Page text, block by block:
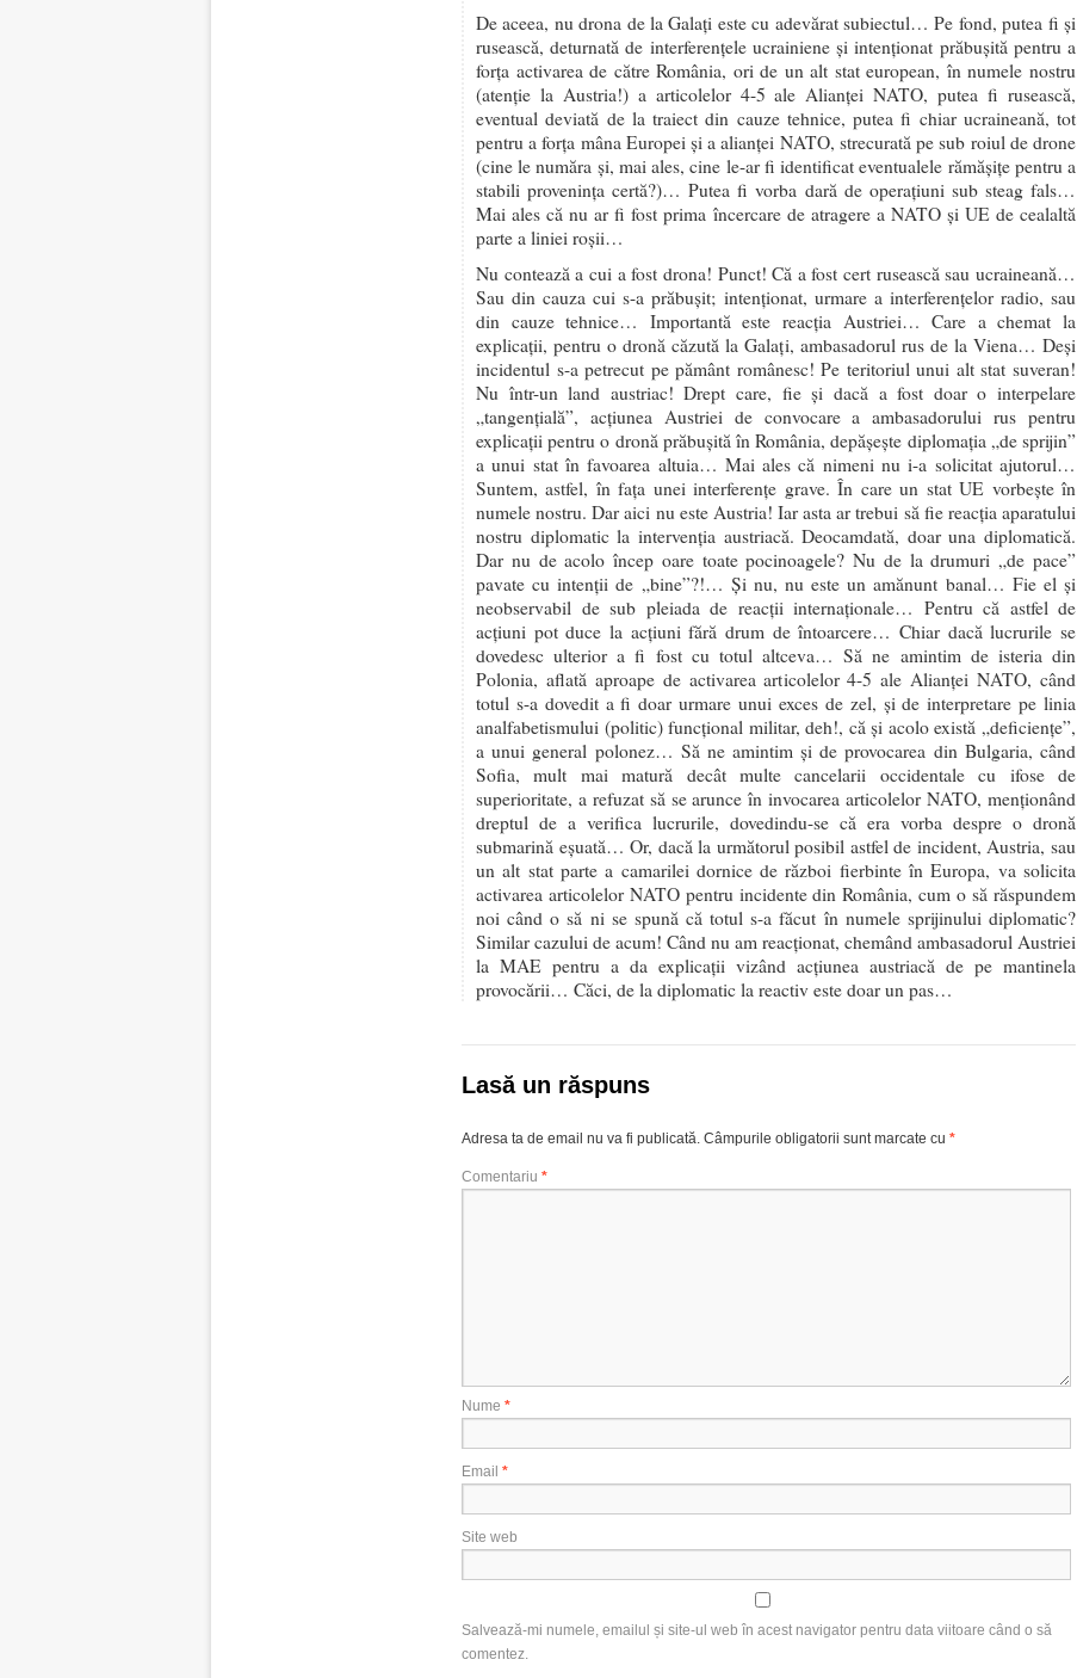
De aceea, nu drona de la Galați este cu adevărat subiectul… Pe fond, putea fi și
rusească, deturnată de interferențele ucrainiene și intenționat prăbușită pentru a
forța activarea de către România, ori de un alt stat european, în numele nostru
(atenție la Austria!) a articolelor 4-5 ale Alianței NATO, putea fi rusească,
eventual deviată de la traiect din cauze tehnice, putea fi chiar ucraineană, tot
pentru a forța mâna Europei și a alianței NATO, strecurată pe sub roiul de drone
(cine le număra și, mai ales, cine le-ar fi identificat eventualele rămășițe pentru a
stabili provenința certă?)… Putea fi vorba dară de operațiuni sub steag fals…
Mai ales că nu ar fi fost prima încercare de atragere a NATO și UE de cealaltă
parte a liniei roșii…
Nu contează a cui a fost drona! Punct! Că a fost cert rusească sau ucraineană…
Sau din cauza cui s-a prăbușit; intenționat, urmare a interferențelor radio, sau
din cauze tehnice… Importantă este reacția Austriei… Care a chemat la
explicații, pentru o dronă căzută la Galați, ambasadorul rus de la Viena… Deși
incidentul s-a petrecut pe pământ românesc! Pe teritoriul unui alt stat suveran!
Nu într-un land austriac! Drept care, fie și dacă a fost doar o interpelare
„tangențială”, acțiunea Austriei de convocare a ambasadorului rus pentru
explicații pentru o dronă prăbușită în România, depășește diplomația „de sprijin”
a unui stat în favoarea altuia… Mai ales că nimeni nu i-a solicitat ajutorul…
Suntem, astfel, în fața unei interferențe grave. În care un stat UE vorbește în
numele nostru. Dar aici nu este Austria! Iar asta ar trebui să fie reacția aparatului
nostru diplomatic la intervenția austriacă. Deocamdată, doar una diplomatică.
Dar nu de acolo încep oare toate pocinoagele? Nu de la drumuri „de pace”
pavate cu intenții de „bine”?!… Și nu, nu este un amănunt banal… Fie el și
neobservabil de sub pleiada de reacții internaționale… Pentru că astfel de
acțiuni pot duce la acțiuni fără drum de întoarcere… Chiar dacă lucrurile se
dovedesc ulterior a fi fost cu totul altceva… Să ne amintim de isteria din
Polonia, aflată aproape de activarea articolelor 4-5 ale Alianței NATO, când
totul s-a dovedit a fi doar urmare unui exces de zel, și de interpretare pe linia
analfabetismului (politic) funcțional militar, deh!, că și acolo există „deficiențe”,
a unui general polonez… Să ne amintim și de provocarea din Bulgaria, când
Sofia, mult mai matură decât multe cancelarii occidentale cu ifose de
superioritate, a refuzat să se arunce în invocarea articolelor NATO, menționând
dreptul de a verifica lucrurile, dovedindu-se că era vorba despre o dronă
submarină eșuată… Or, dacă la următorul posibil astfel de incident, Austria, sau
un alt stat parte a camarilei dornice de război fierbinte în Europa, va solicita
activarea articolelor NATO pentru incidente din România, cum o să răspundem
noi când o să ni se spună că totul s-a făcut în numele sprijinului diplomatic?
Similar cazului de acum! Când nu am reacționat, chemând ambasadorul Austriei
la MAE pentru a da explicații vizând acțiunea austriacă de pe mantinela
provocării… Căci, de la diplomatic la reactiv este doar un pas…
Lasă un răspuns
Adresa ta de email nu va fi publicată. Câmpurile obligatorii sunt marcate cu *
Comentariu *
Nume *
Email *
Site web
Salvează-mi numele, emailul și site-ul web în acest navigator pentru data viitoare când o să
comentez.